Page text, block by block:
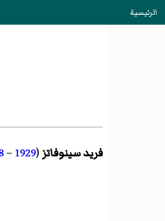
الرئيسية
فريد سينوفاتز (
1929
–